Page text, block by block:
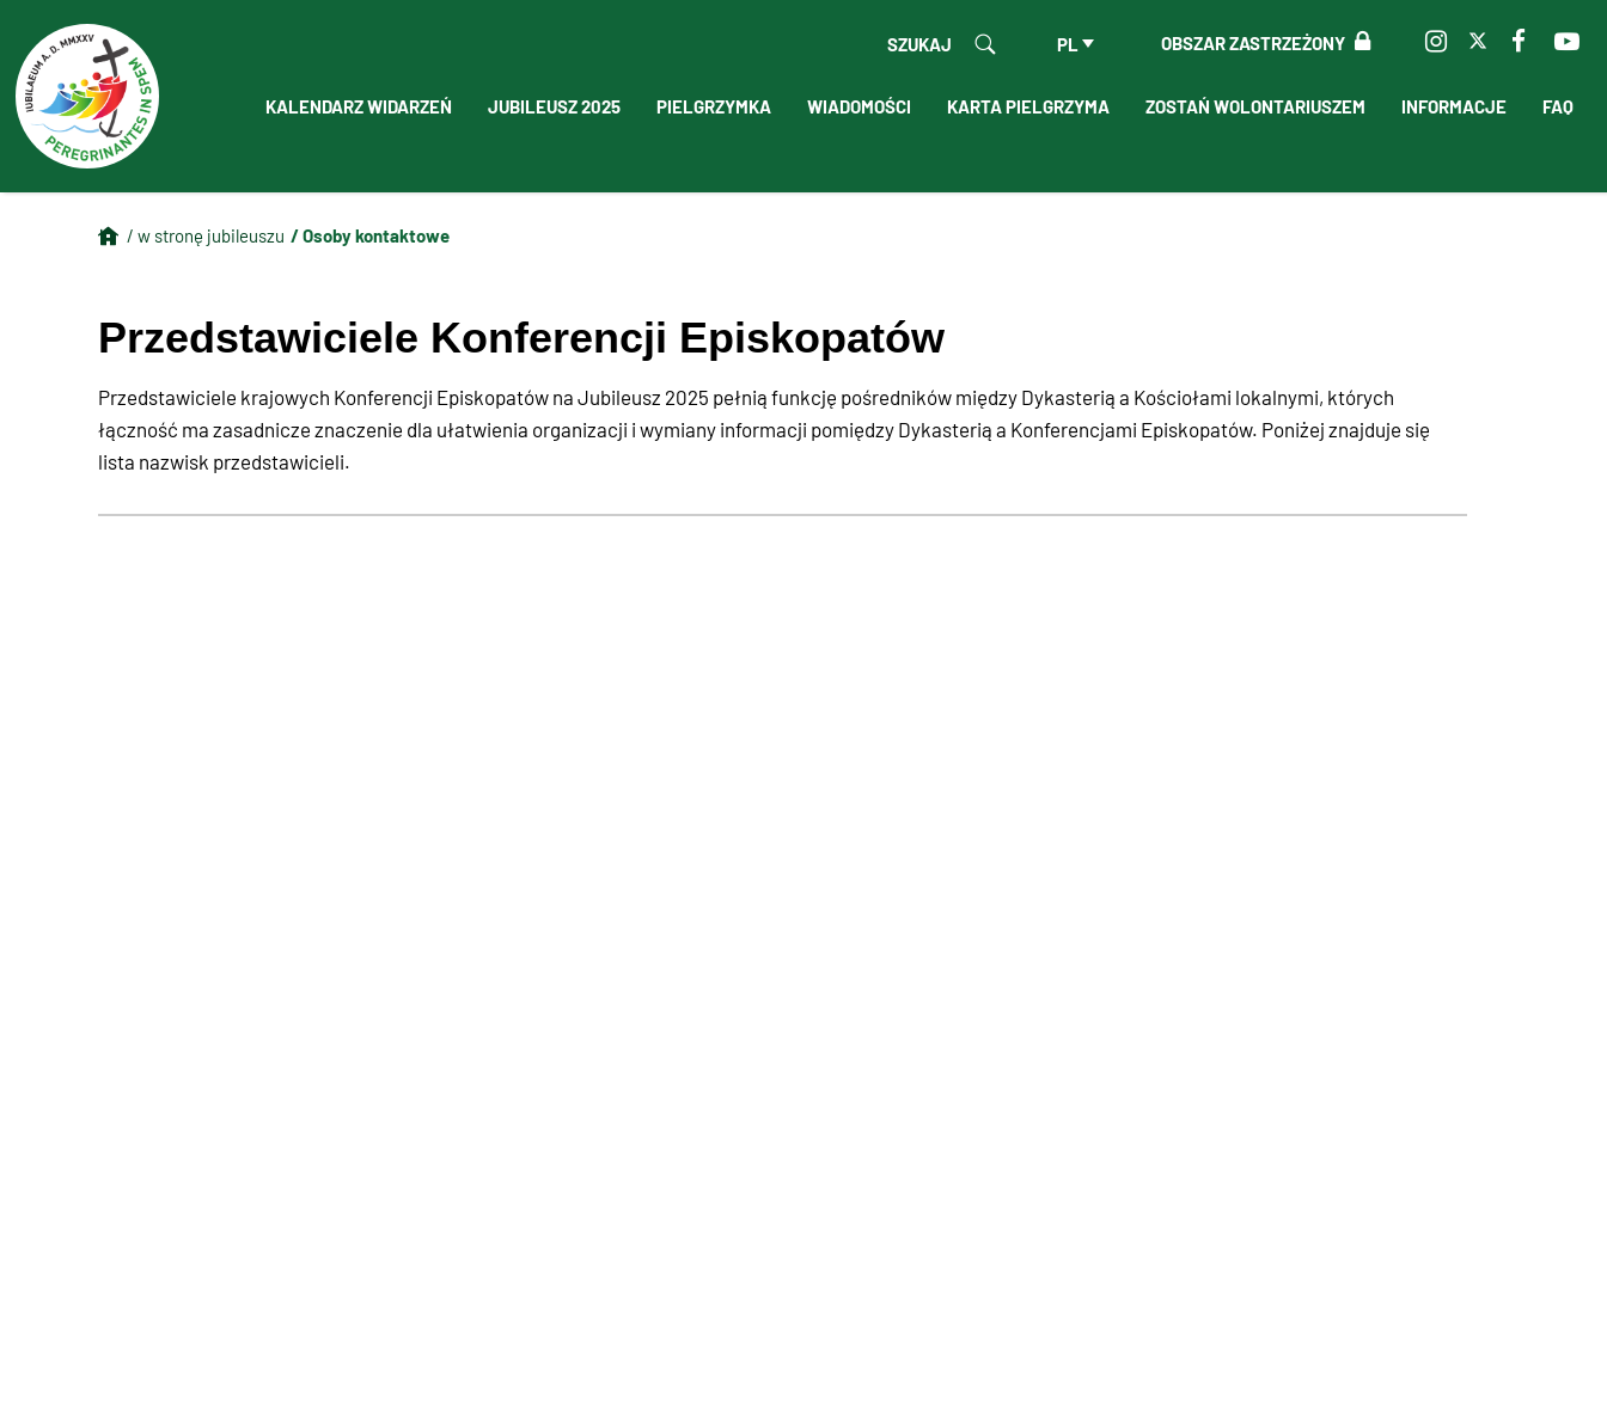
OBSZAR ZASTRZEŻONY
PL
SZUKAJ
KALENDARZ WIDARZEŃ JUBILEUSZ 2025 PIELGRZYMKA WIADOMOŚCI KARTA PIELGRZYMA ZOSTAŃ WOLONTARIUSZEM INFORMACJE FAQ
/ w stronę jubileuszu / Osoby kontaktowe
Przedstawiciele Konferencji Episkopatów
Przedstawiciele krajowych Konferencji Episkopatów na Jubileusz 2025 pełnią funkcję pośredników między Dykasterią a Kościołami lokalnymi, których
łączność ma zasadnicze znaczenie dla ułatwienia organizacji i wymiany informacji pomiędzy Dykasterią a Konferencjami Episkopatów. Poniżej znajduje się
lista nazwisk przedstawicieli.